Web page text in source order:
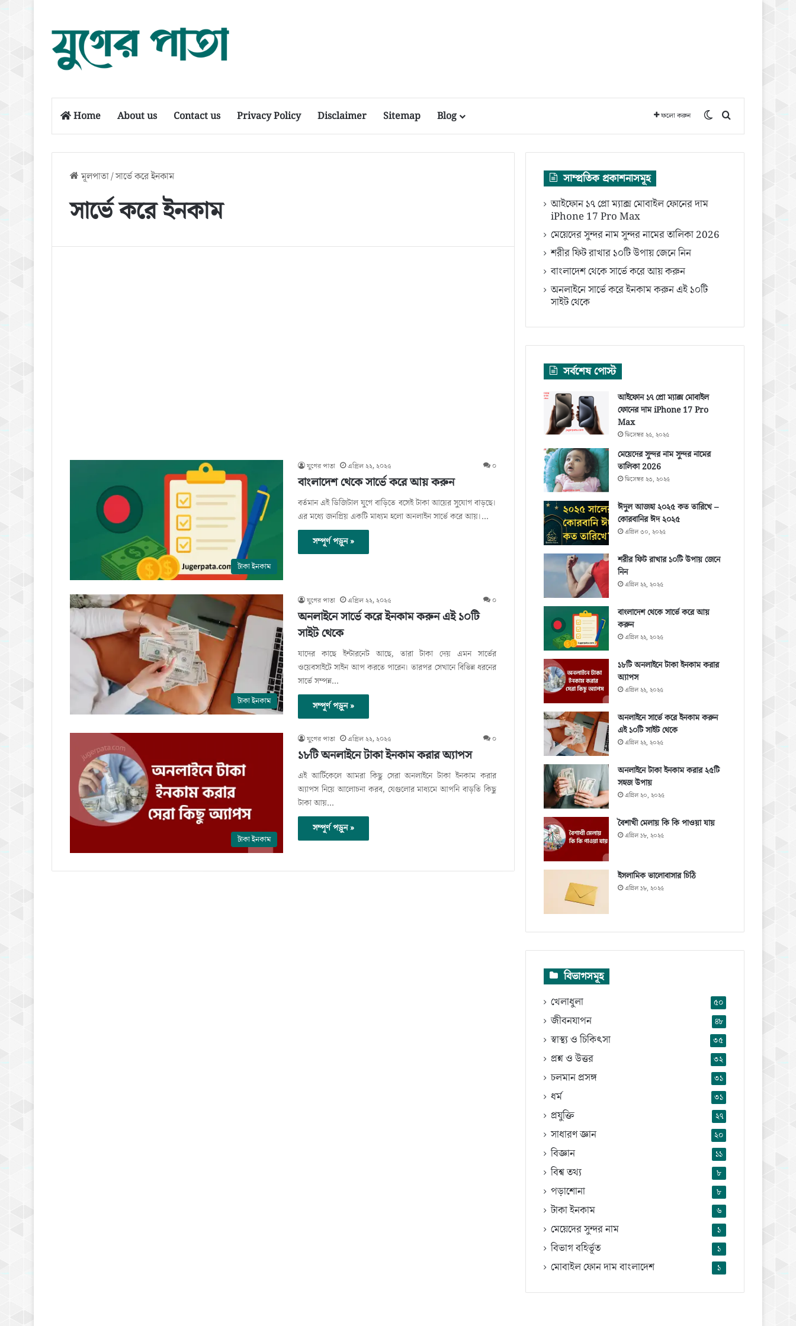
Home About us Contact us Privacy Policy Disclaimer Sitemap Blog ফলো করুন Switch skin
অনুসন্ধান করুন
মূলপাতা/সার্ভে করে ইনকাম
সার্ভে করে ইনকাম
টাকা ইনকাম
যুগের পাতা এপ্রিল ২২, ২০২৫ ০
বাংলাদেশ থেকে সার্ভে করে আয় করুন
বর্তমান এই ডিজিটাল যুগে বাড়িতে বসেই টাকা আয়ের সুযোগ বাড়ছে।
এর মধ্যে জনপ্রিয় একটি মাধ্যম হলো অনলাইন সার্ভে করে আয়।…
সম্পূর্ণ পড়ুন »
টাকা ইনকাম
যুগের পাতা এপ্রিল ২২, ২০২৫ ০
অনলাইনে সার্ভে করে ইনকাম করুন এই ১০টি
সাইট থেকে
যাদের কাছে ইন্টারনেট আছে, তারা টাকা দেয় এমন সার্ভের
ওয়েবসাইটে সাইন আপ করতে পারেন। তারপর সেখানে বিভিন্ন ধরনের
সার্ভে সম্পন্ন…
সম্পূর্ণ পড়ুন »
টাকা ইনকাম
যুগের পাতা এপ্রিল ২২, ২০২৫ ০
১৮টি অনলাইনে টাকা ইনকাম করার অ্যাপস
এই আর্টিকেলে আমরা কিছু সেরা অনলাইনে টাকা ইনকাম করার
অ্যাপস নিয়ে আলোচনা করব, যেগুলোর মাধ্যমে আপনি বাড়তি কিছু
টাকা আয়…
সম্পূর্ণ পড়ুন »
সাম্প্রতিক প্রকাশনাসমূহ
আইফোন ১৭ প্রো ম্যাক্স মোবাইল ফোনের দাম
iPhone 17 Pro Max
মেয়েদের সুন্দর নাম সুন্দর নামের তালিকা 2026
শরীর ফিট রাখার ১০টি উপায় জেনে নিন
বাংলাদেশ থেকে সার্ভে করে আয় করুন
অনলাইনে সার্ভে করে ইনকাম করুন এই ১০টি
সাইট থেকে
সর্বশেষ পোস্ট
আইফোন ১৭ প্রো ম্যাক্স মোবাইল
ফোনের দাম iPhone 17 Pro
Max
ডিসেম্বর ২৫, ২০২৫
মেয়েদের সুন্দর নাম সুন্দর নামের
তালিকা 2026
ডিসেম্বর ২৩, ২০২৫
ঈদুল আজহা ২০২৫ কত তারিখে –
কোরবানির ঈদ ২০২৫
এপ্রিল ৩০, ২০২৫
শরীর ফিট রাখার ১০টি উপায় জেনে
নিন
এপ্রিল ২২, ২০২৫
বাংলাদেশ থেকে সার্ভে করে আয়
করুন
এপ্রিল ২২, ২০২৫
১৮টি অনলাইনে টাকা ইনকাম করার
অ্যাপস
এপ্রিল ২২, ২০২৫
অনলাইনে সার্ভে করে ইনকাম করুন
এই ১০টি সাইট থেকে
এপ্রিল ২২, ২০২৫
অনলাইনে টাকা ইনকাম করার ২৫টি
সহজ উপায়
এপ্রিল ২০, ২০২৫
বৈশাখী মেলায় কি কি পাওয়া যায়
এপ্রিল ১৮, ২০২৫
ইসলামিক ভালোবাসার চিঠি
এপ্রিল ১৮, ২০২৫
বিভাগসমূহ
খেলাধুলা ৫০
জীবনযাপন ৪৮
স্বাস্থ্য ও চিকিৎসা ৩৫
প্রশ্ন ও উত্তর ৩২
চলমান প্রসঙ্গ ৩১
ধর্ম ৩১
প্রযুক্তি ২৭
সাধারণ জ্ঞান ২০
বিজ্ঞান ১১
বিশ্ব তথ্য ৮
পড়াশোনা ৮
টাকা ইনকাম ৬
মেয়েদের সুন্দর নাম ১
বিভাগ বহির্ভূত ১
মোবাইল ফোন দাম বাংলাদেশ ১